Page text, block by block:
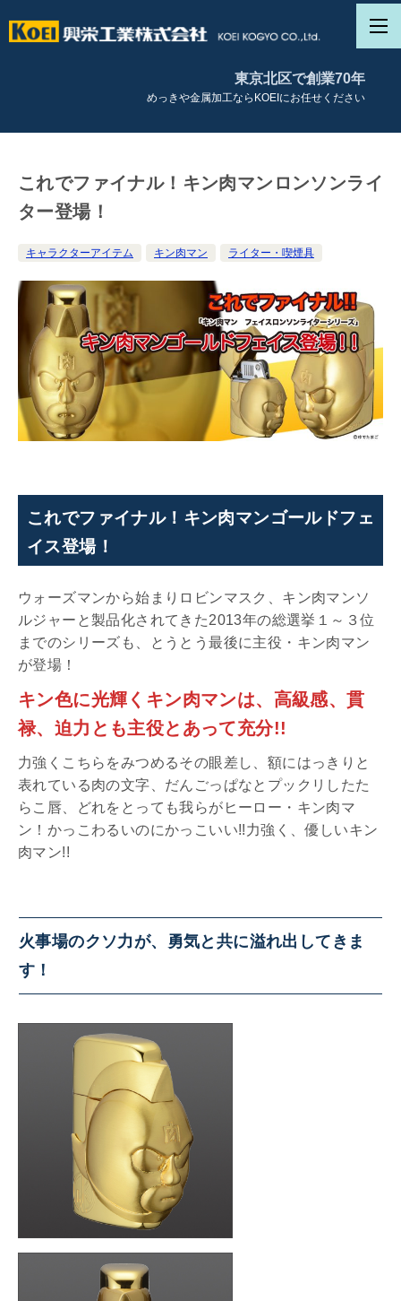
東京北区で創業70年
めっきや金属加工ならKOEIにお任せください
これでファイナル！キン肉マンロンソンライ
ター登場！
キャラクターアイテム キン肉マン ライター・喫煙具
これでファイナル！キン肉マンゴールドフェ
イス登場！
ウォーズマンから始まりロビンマスク、キン肉マンソ
ルジャーと製品化されてきた2013年の総選挙１～３位
までのシリーズも、とうとう最後に主役・キン肉マン
が登場！
キン色に光輝くキン肉マンは、高級感、貫
禄、迫力とも主役とあって充分!!
力強くこちらをみつめるその眼差し、額にはっきりと
表れている肉の文字、だんごっぱなとプックリしたた
らこ唇、どれをとっても我らがヒーロー・キン肉マ
ン！かっこわるいのにかっこいい!!力強く、優しいキン
肉マン!!
火事場のクソ力が、勇気と共に溢れ出してきま
す！